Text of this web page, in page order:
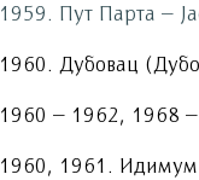
1959. Пут Парта –
1960. Дубовац
1960 – 1962, 1968
1960, 1961.